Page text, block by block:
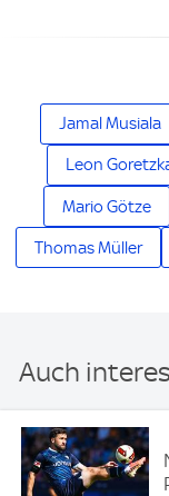
Jamal Musiala
Leon
Mario Götze
Thomas Müller
Auch